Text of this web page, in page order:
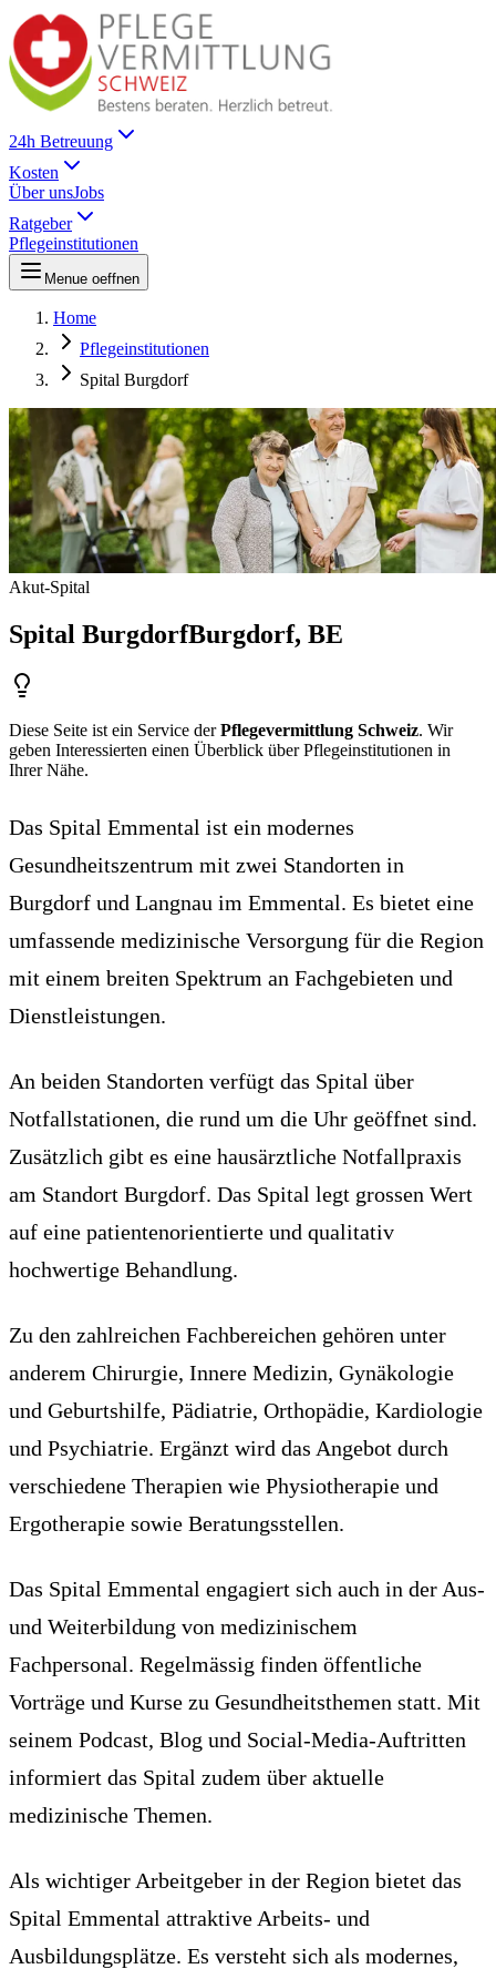
24h Betreuung
Kosten
Über unsJobs
Ratgeber
Pflegeinstitutionen
Menue oeffnen
Home
Pflegeinstitutionen
Spital Burgdorf
Akut-Spital
Spital BurgdorfBurgdorf, BE
Diese Seite ist ein Service derPflegevermittlung Schweiz. Wir
geben Interessierten einen Überblick über Pflegeinstitutionen in
Ihrer Nähe.
Das Spital Emmental ist ein modernes
Gesundheitszentrum mit zwei Standorten in
Burgdorf und Langnau im Emmental. Es bietet eine
umfassende medizinische Versorgung für die Region
mit einem breiten Spektrum an Fachgebieten und
Dienstleistungen.
An beiden Standorten verfügt das Spital über
Notfallstationen, die rund um die Uhr geöffnet sind.
Zusätzlich gibt es eine hausärztliche Notfallpraxis
am Standort Burgdorf. Das Spital legt grossen Wert
auf eine patientenorientierte und qualitativ
hochwertige Behandlung.
Zu den zahlreichen Fachbereichen gehören unter
anderem Chirurgie, Innere Medizin, Gynäkologie
und Geburtshilfe, Pädiatrie, Orthopädie, Kardiologie
und Psychiatrie. Ergänzt wird das Angebot durch
verschiedene Therapien wie Physiotherapie und
Ergotherapie sowie Beratungsstellen.
Das Spital Emmental engagiert sich auch in der Aus-
und Weiterbildung von medizinischem
Fachpersonal. Regelmässig finden öffentliche
Vorträge und Kurse zu Gesundheitsthemen statt. Mit
seinem Podcast, Blog und Social-Media-Auftritten
informiert das Spital zudem über aktuelle
medizinische Themen.
Als wichtiger Arbeitgeber in der Region bietet das
Spital Emmental attraktive Arbeits- und
Ausbildungsplätze. Es versteht sich als modernes,